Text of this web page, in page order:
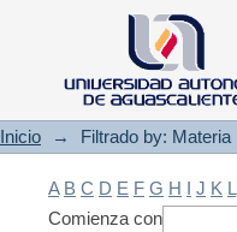
Filtrado by:
Inicio → Filtrado by: Materia
A B C D E F G H I J K L
Comienza con